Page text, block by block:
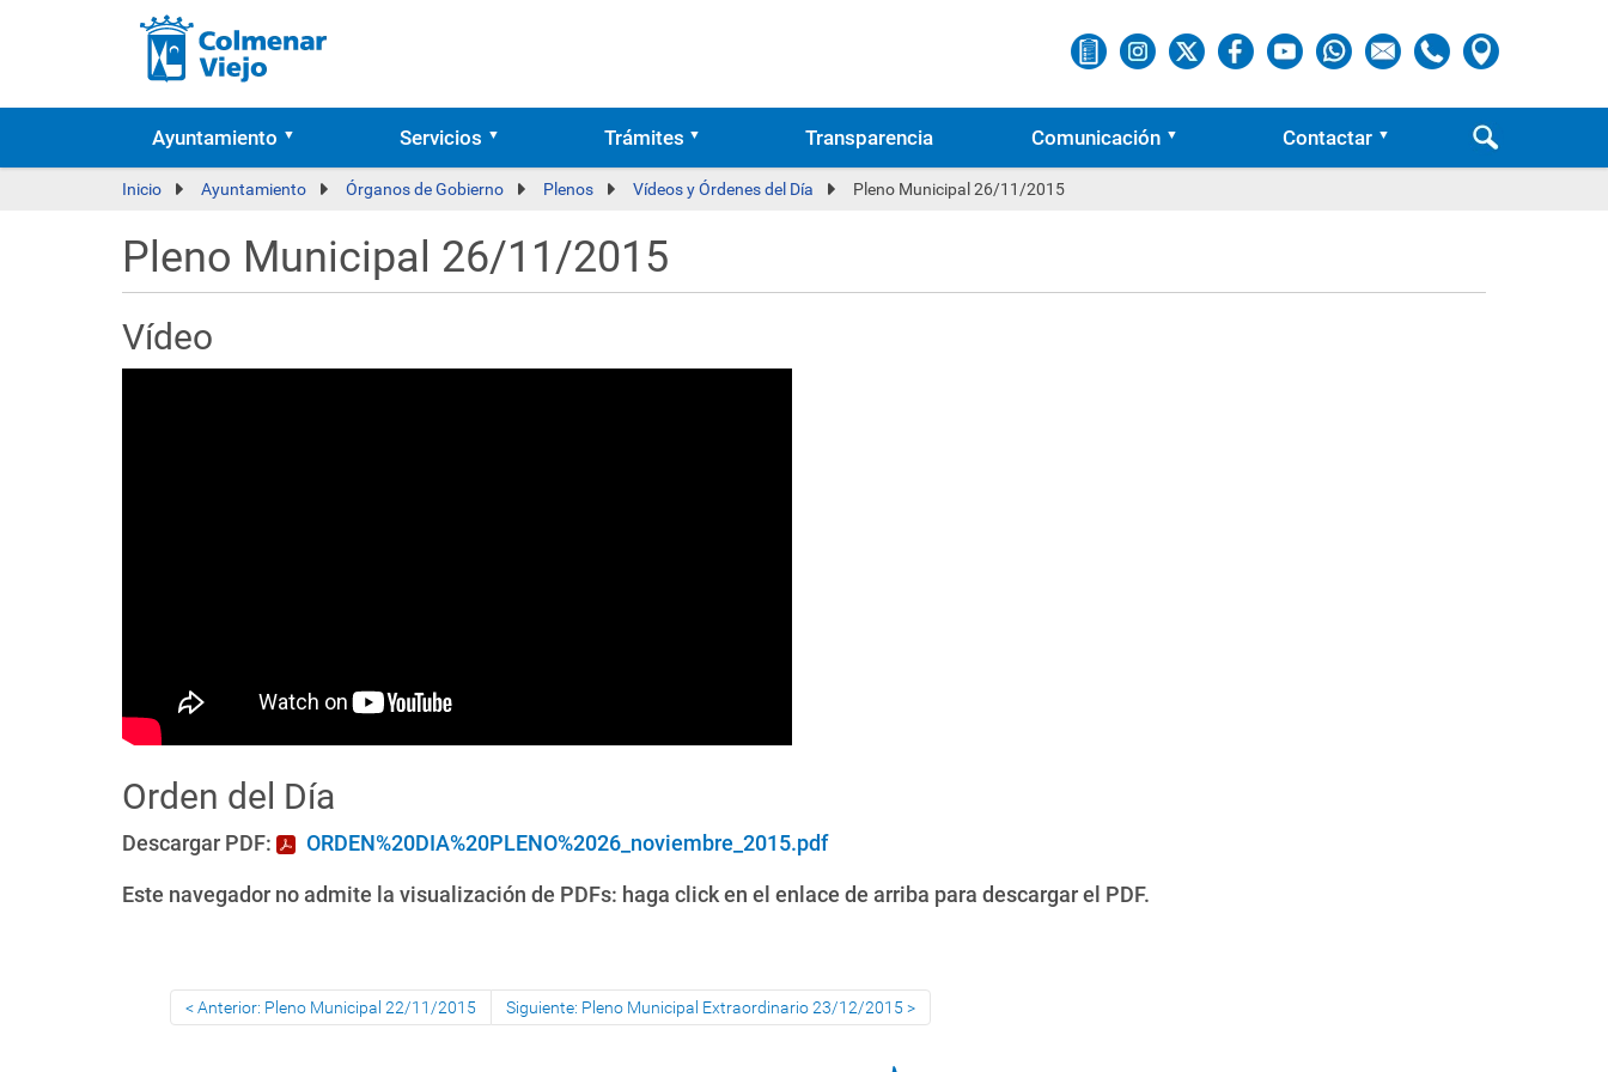
Ayuntamiento Servicios Trámites Transparencia Comunicación Contactar
Inicio Ayuntamiento Órganos de Gobierno Plenos Vídeos y Órdenes del Día Pleno Municipal 26/11/2015
Pleno Municipal 26/11/2015
Vídeo
Orden del Día
Descargar PDF: ORDEN%20DIA%20PLENO%2026_noviembre_2015.pdf
Este navegador no admite la visualización de PDFs: haga click en el enlace de arriba para descargar el PDF.
Anterior: Pleno Municipal 22/11/2015 Siguiente: Pleno Municipal Extraordinario 23/12/2015